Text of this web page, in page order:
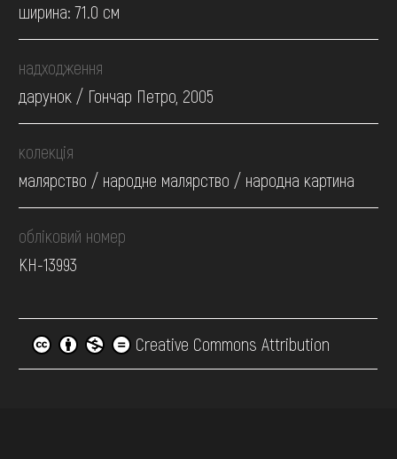
ширина: 71.0 см
надходження
дарунок / Гончар Петро, 2005
колекція
малярство / народне малярство / народна картина
обліковий номер
КН-13993
Creative Commons Attribution